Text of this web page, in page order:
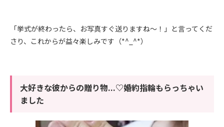
「挙式が終わったら、お写真すぐ送りますね～！」と言ってくだ
さり、これからが益々楽しみです（*^_^*）
大好きな彼からの贈り物...♡婚約指輪もらっちゃい
ました